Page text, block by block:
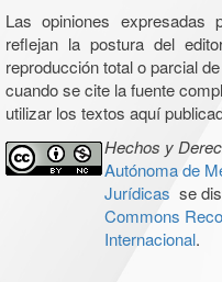
Las opiniones expresadas
reflejan la postura del
reproducción total o parcial
cuando se cite la fuente
utilizar los textos aquí
Hechos y
Autónoma de
Jurídicas se
Commons
Internacional.